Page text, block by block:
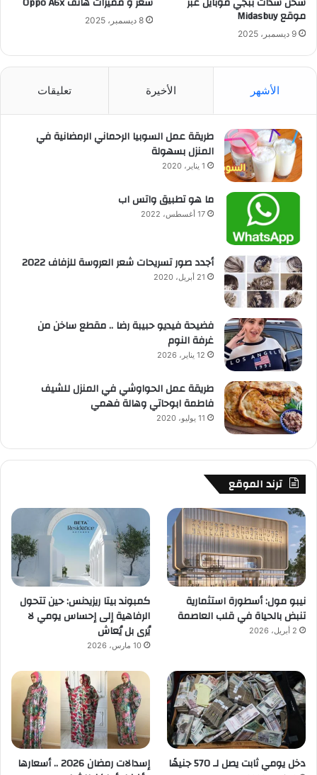
موقع Midasbuy
9 ديسمبر، 2025
8 ديسمبر، 2025
الأشهر الأخيرة تعليقات
طريقة عمل السوبيا الرحماني الرمضانية في
المنزل بسهولة
1 يناير، 2020
ما هو تطبيق واتس اب
17 أغسطس، 2022
أجدد صور تسريحات شعر العروسة للزفاف 2022
21 أبريل، 2020
فضيحة فيديو حبيبة رضا .. مقطع ساخن من
غرفة النوم
12 يناير، 2026
طريقة عمل الحواوشي في المنزل للشيف
فاطمة ابوحاتي وهالة فهمي
11 يوليو، 2020
ترند الموقع
نيبو مول: أسطورة استثمارية
تنبض بالحياة في قلب العاصمة
2 أبريل، 2026
كمبوند بيتا ريزيدنس: حين تتحول
الرفاهية إلى إحساس يومي لا
يُرى بل يُعاش
10 مارس، 2026
دخل يومي ثابت يصل لـ 570 جنيهًا
إسدالات رمضان 2026 .. أسعارها